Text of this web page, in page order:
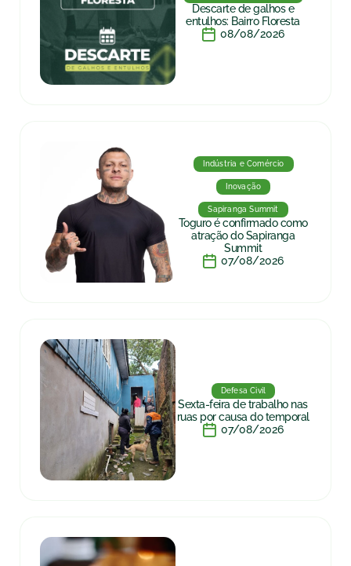
Descarte de galhos e
entulhos: Bairro Floresta
08/08/2026
Indústria e Comércio
Inovação
Sapiranga Summit
Toguro é confirmado como
atração do Sapiranga
Summit
07/08/2026
Defesa Civil
Sexta-feira de trabalho nas
ruas por causa do temporal
07/08/2026